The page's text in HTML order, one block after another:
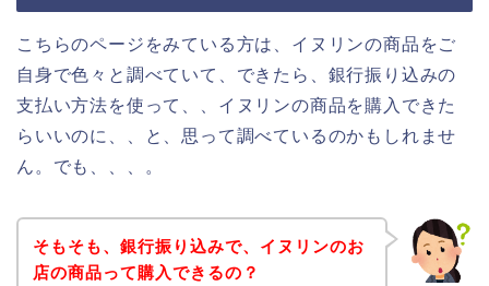
こちらのページをみている方は、イヌリンの商品をご
自身で色々と調べていて、できたら、銀行振り込みの
支払い方法を使って、、イヌリンの商品を購入できた
らいいのに、、と、思って調べているのかもしれませ
ん。でも、、、。
そもそも、銀行振り込みで、イヌリンのお
店の商品って購入できるの？